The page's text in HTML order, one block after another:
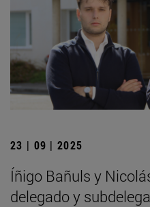
23 | 09 | 2025
Íñigo Bañuls y
delegado y